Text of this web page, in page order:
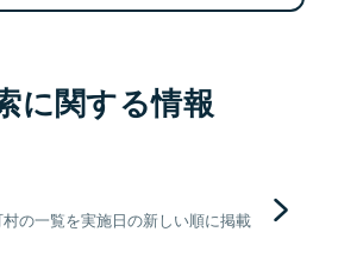
に関する情報
の一覧を実施日の新しい順に掲載